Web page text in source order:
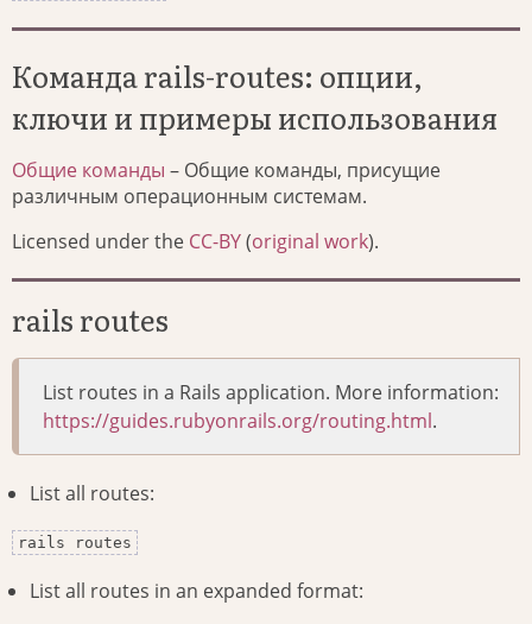
Команда rails-routes: опции,
ключи и примеры использования
Общие команды – Общие команды, присущие
различным операционным системам.
Licensed under the CC-BY(original work).
rails routes
List routes in a Rails application. More information:
https://guides.rubyonrails.org/routing.html.
List all routes:
rails routes
List all routes in an expanded format: